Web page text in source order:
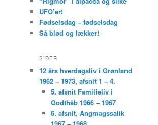
UFO’er!
Fødselsdag – fødselsdag
Så blød og lækker!
SIDER
12 års hverdagsliv i Grønland
1962 – 1973, afsnit 1 – 4.
5. afsnit Familieliv i
Godthåb 1966 – 1967
6. afsnit, Angmagssalik